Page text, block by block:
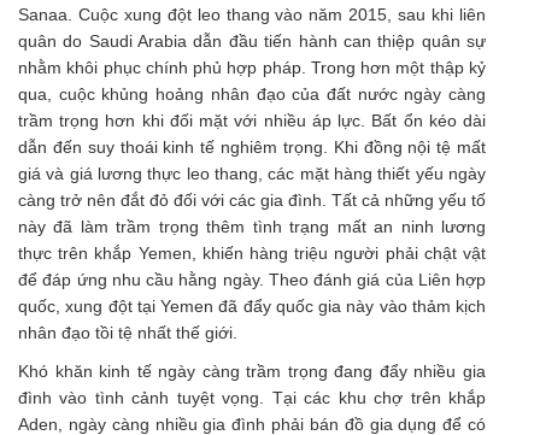
Sanaa. Cuộc xung đột leo thang vào năm 2015, sau khi liên
quân do Saudi Arabia dẫn đầu tiến hành can thiệp quân sự
nhằm khôi phục chính phủ hợp pháp. Trong hơn một thập kỷ
qua, cuộc khủng hoảng nhân đạo của đất nước ngày càng
trầm trọng hơn khi đối mặt với nhiều áp lực. Bất ổn kéo dài
dẫn đến suy thoái kinh tế nghiêm trọng. Khi đồng nội tệ mất
giá và giá lương thực leo thang, các mặt hàng thiết yếu ngày
càng trở nên đắt đỏ đối với các gia đình. Tất cả những yếu tố
này đã làm trầm trọng thêm tình trạng mất an ninh lương
thực trên khắp Yemen, khiến hàng triệu người phải chật vật
để đáp ứng nhu cầu hằng ngày. Theo đánh giá của Liên hợp
quốc, xung đột tại Yemen đã đẩy quốc gia này vào thảm kịch
nhân đạo tồi tệ nhất thế giới.
Khó khăn kinh tế ngày càng trầm trọng đang đẩy nhiều gia
đình vào tình cảnh tuyệt vọng. Tại các khu chợ trên khắp
Aden, ngày càng nhiều gia đình phải bán đồ gia dụng để có